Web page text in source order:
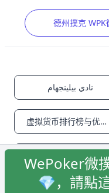
德州撲克
نادي بيلينجهام
虚拟货币排行榜与优质币种评测中心 - 欧艺
daniel farke
WePoker微
💎，請點